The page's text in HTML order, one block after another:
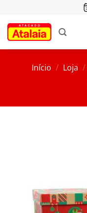
conteúdo
Início / Loja /